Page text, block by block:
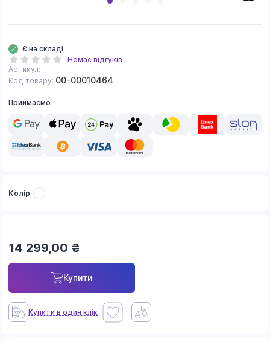
Є на складі
Артикул:
Код товару: 00-00010464
Немає відгуків
Приймаємо
Колір
14 299,00 ₴
Купити
Купити в один клік